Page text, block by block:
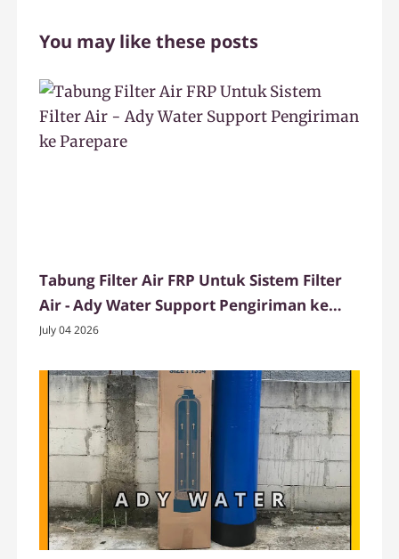
You may like these posts
Tabung Filter Air FRP Untuk Sistem Filter
Air - Ady Water Support Pengiriman ke
Parepare
July 04 2026